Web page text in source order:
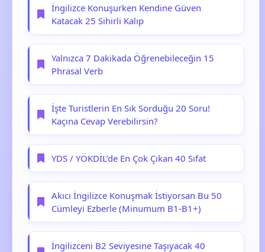
İngilizce Konuşurken Kendine Güven
Katacak 25 Sihirli Kalıp
Yalnızca 7 Dakikada Öğrenebileceğin 15
Phrasal Verb
İşte Turistlerin En Sık Sorduğu 20 Soru!
Kaçına Cevap Verebilirsin?
YDS / YÖKDİL’de En Çok Çıkan 40 Sıfat
Akıcı İngilizce Konuşmak İstiyorsan Bu 50
Cümleyi Ezberle (Minumum B1-B1+)
İngilizceni B2 Seviyesine Taşıyacak 40